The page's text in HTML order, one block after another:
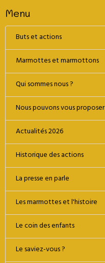
Menu
Buts et actions
Marmottes et marmottons
Qui sommes nous ?
Nous pouvons vous proposer
Actualités 2026
Historique des actions
La presse en parle
Les marmottes et l'histoire
Le coin des enfants
Le saviez-vous ?